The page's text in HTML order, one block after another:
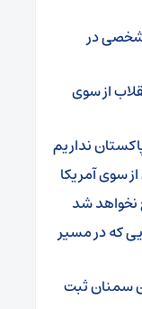
در
از سوی
نداریم
سوی آمریکا
نخواهد شد
که در مسیر
۱۴۰۵ در استان سمنان ثبت